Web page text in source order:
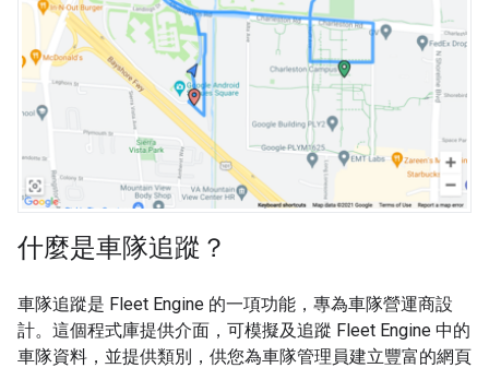
什麼是車隊追蹤？
車隊追蹤是 Fleet Engine 的一項功能，專為車隊營運商設
計。這個程式庫提供介面，可模擬及追蹤 Fleet Engine 中的
車隊資料，並提供類別，供您為車隊管理員建立豐富的網頁